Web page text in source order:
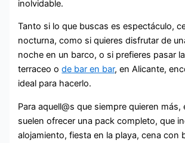
inolvidable.
Tanto si lo que buscas es espectáculo,
nocturna, como si quieres disfrutar de
noche en un barco, o si prefieres pasar
terraceo ode bar en bar, en Alicante,
ideal para hacerlo.
Para aquell@s que siempre quieren más,
suelen ofrecer una pack completo, que
alojamiento, fiesta en la playa, cena con